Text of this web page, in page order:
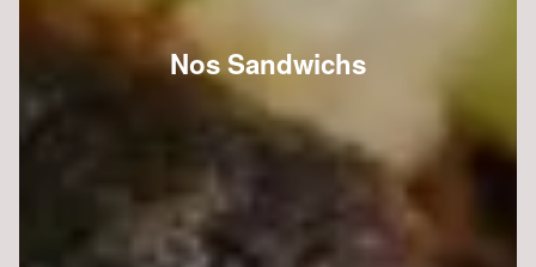
Nos Sandwichs